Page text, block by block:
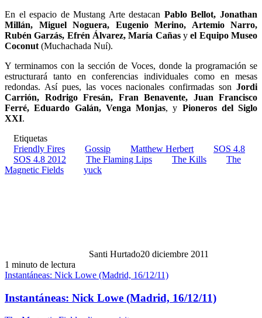
En el espacio de Mustang Arte destacan Pablo Bellot, Jonathan
Millán, Miguel Noguera, Eugenio Merino, Artemio Narro,
Rubén Garzás, Efrén Álvarez, María Cañas y el Equipo Museo
Coconut (Muchachada Nuí).
Y terminamos con la sección de Voces, donde la programación se
estructurará tanto en conferencias individuales como en mesas
redondas. Así pues, las voces nacionales confirmadas son Jordi
Carrión, Rodrigo Fresán, Fran Benavente, Juan Francisco
Ferré, Eduardo Galán, Venga Monjas, y Pioneros del Siglo
XXI.
Etiquetas
Friendly Fires
Gossip Matthew Herbert
SOS 4.8
SOS 4.8 2012
The Flaming Lips The Kills
The
Magnetic Fields
yuck
Santi Hurtado20 diciembre 2011
1 minuto de lectura
Instantáneas: Nick Lowe (Madrid, 16/12/11)
Instantáneas: Nick Lowe (Madrid, 16/12/11)